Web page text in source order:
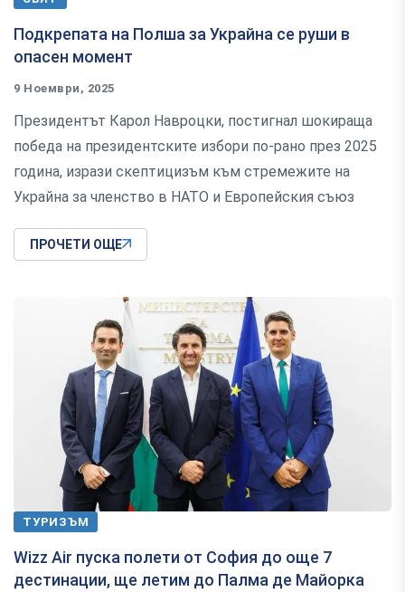
Подкрепата на Полша за Украйна се руши в
опасен момент
9 Ноември, 2025
Президентът Карол Навроцки, постигнал шокираща
победа на президентските избори по-рано през 2025
година, изрази скептицизъм към стремежите на
Украйна за членство в НАТО и Европейския съюз
ПРОЧЕТИ ОЩЕ
ТУРИЗЪМ
Wizz Air пуска полети от София до още 7
дестинации, ще летим до Палма де Майорка